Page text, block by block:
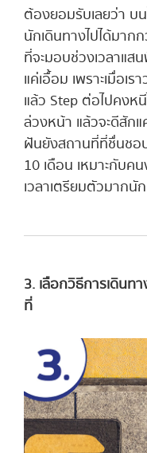
ต้องยอมรับเลยว่า บ
นักเดินทางไปได้มาก
ที่จะมอบช่วงเวลาแส
แค่เอื้อม เพราะเมื่อเ
แล้ว Step ต่อไปคงห
ล่วงหน้า แล้วจะดีสัก
ฝันยังสถานที่ที่ชื่นชอ
10 เดือน เหมาะกับค
เวลาเตรียมตัวมากนัก
3. เลือกวิธีการเดินทา
ที่